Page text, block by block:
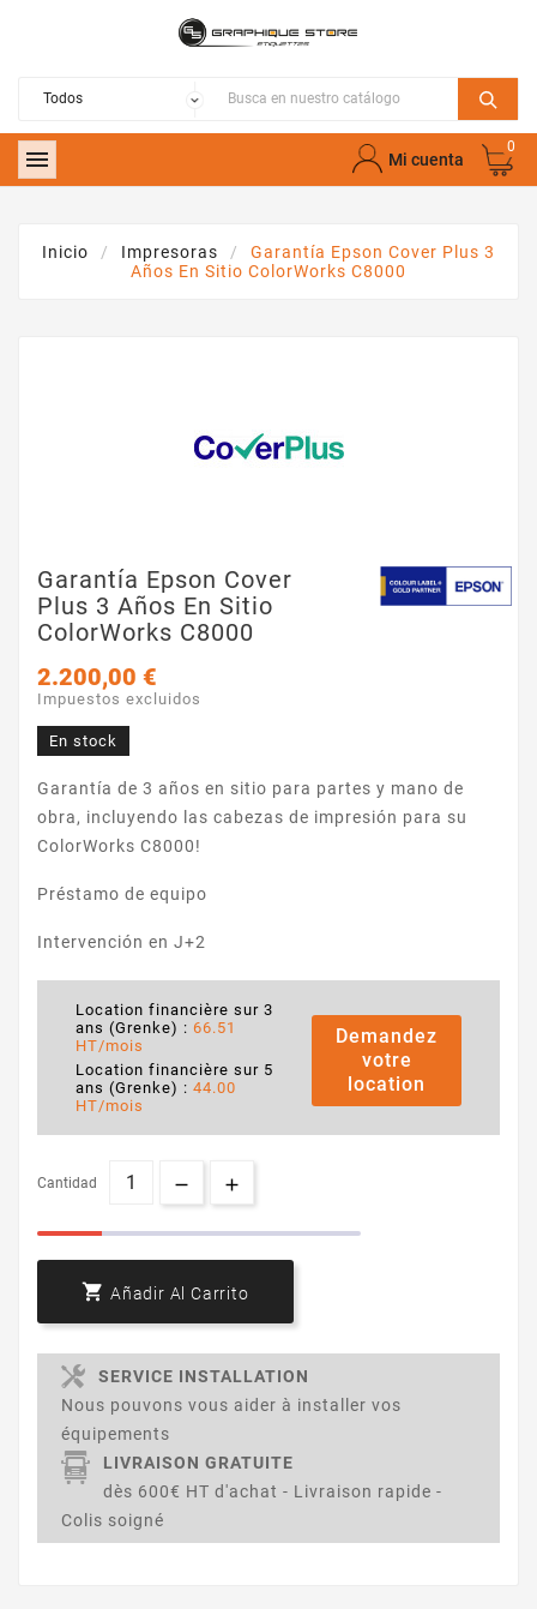
 Mi cuenta
0
Inicio Impresoras
Garantía Epson Cover Plus 3
Años En Sitio ColorWorks C8000
Garantía Epson Cover
Plus 3 Años En Sitio
ColorWorks C8000
2.200,00 €
Impuestos excluidos
En stock
Garantía de 3 años en sitio para partes y mano de
obra, incluyendo las cabezas de impresión para su
ColorWorks C8000!
Préstamo de equipo
Intervención en J+2
Location financière sur 3
ans (Grenke) : 66.51
HT/mois
Location financière sur 5
ans (Grenke) : 44.00
HT/mois
Demandez
votre
location
Cantidad
 Añadir Al Carrito
SERVICE INSTALLATION
Nous pouvons vous aider à installer vos
équipements
LIVRAISON GRATUITE
dès 600€ HT d'achat - Livraison rapide -
Colis soigné